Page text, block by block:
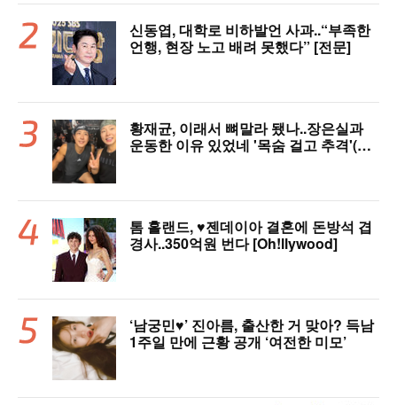
신동엽, 대학로 비하발언 사과..“부족한
언행, 현장 노고 배려 못했다” [전문]
황재균, 이래서 뼈말라 됐나..장은실과
운동한 이유 있었네 '목숨 걸고 추격'(술
톰 홀랜드, ♥︎젠데이아 결혼에 돈방석 겹
경사..350억원 번다 [Oh!llywood]
‘남궁민♥’ 진아름, 출산한 거 맞아? 득남
1주일 만에 근황 공개 ‘여전한 미모’